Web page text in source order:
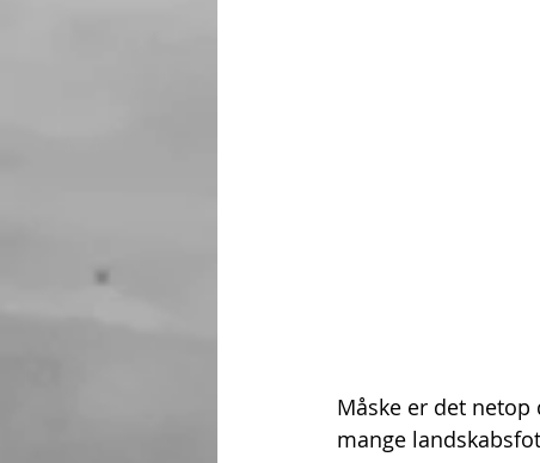
Måske er det
mange